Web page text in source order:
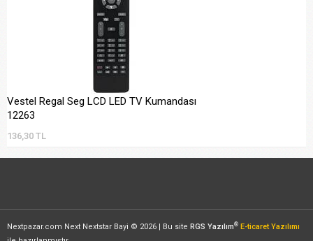
Vestel Regal Seg LCD LED TV Kumandası
12263
136,30 TL
Nextpazar.com Next Nextstar Bayi © 2026 | Bu site RGS Yazılım® E-ticaret Yazılımı